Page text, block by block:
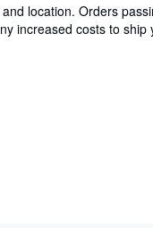
location. Orders
increased costs to ship